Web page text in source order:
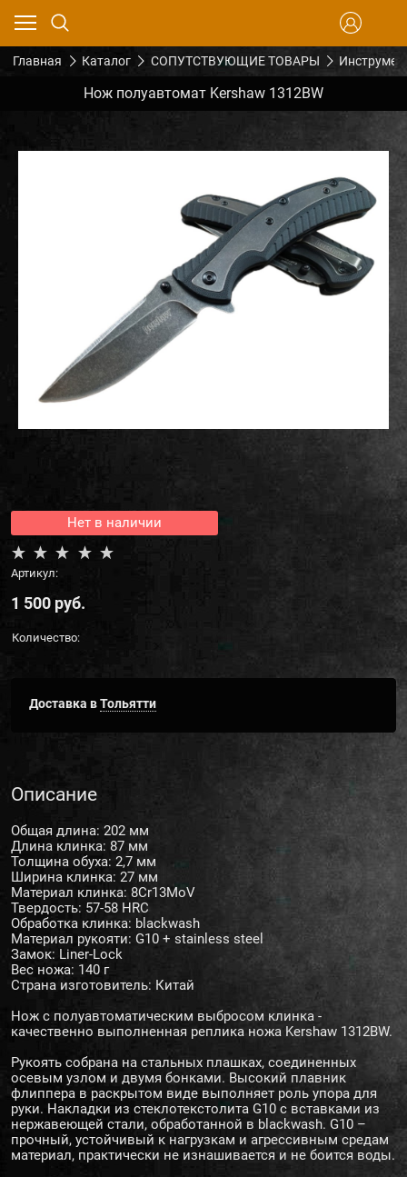
Главная Каталог СОПУТСТВУЮЩИЕ ТОВАРЫ
Нож полуавтомат Kershaw 1312BW
Нет в наличии
Артикул:
1 500 руб.
Количество:
Доставка вТольятти
Описание
Общая длина: 202 мм
Длина клинка: 87 мм
Толщина обуха: 2,7 мм
Ширина клинка: 27 мм
Материал клинка: 8Cr13MoV
Твердость: 57-58 HRC
Обработка клинка: blackwash
Материал рукояти: G10 + stainless steel
Замок: Liner-Lock
Вес ножа: 140 г
Страна изготовитель: Китай
Нож с полуавтоматическим выбросом клинка -
качественно выполненная реплика ножа Kershaw 1312BW.
Рукоять собрана на стальных плашках, соединенных
осевым узлом и двумя бонками. Высокий плавник
флиппера в раскрытом виде выполняет роль упора для
руки. Накладки из стеклотекстолита G10 с вставками из
нержавеющей стали, обработанной в blackwash. G10 –
прочный, устойчивый к нагрузкам и агрессивным средам
материал, практически не изнашивается и не боится воды.